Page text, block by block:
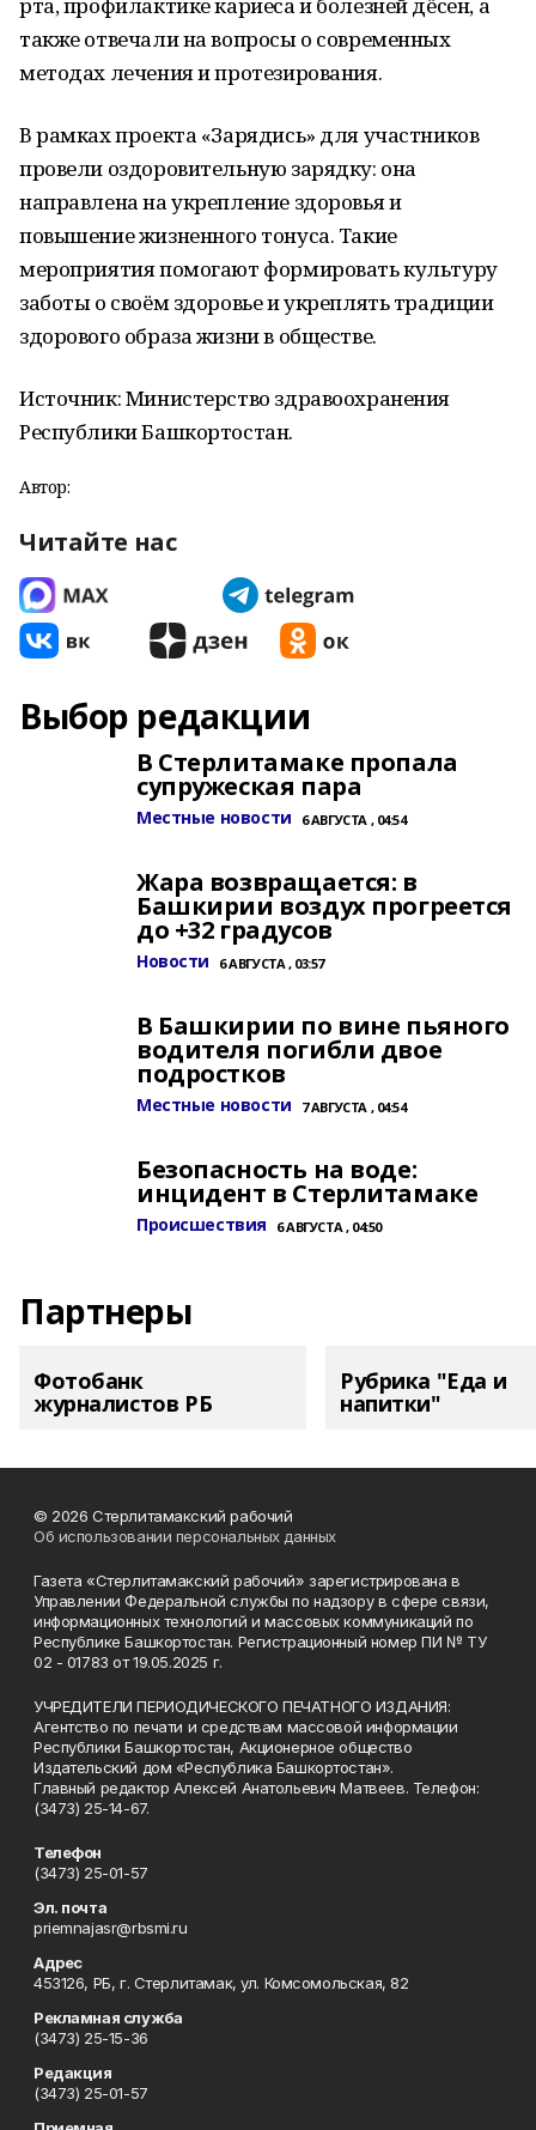
также отвечали на вопросы о современных
методах лечения и протезирования.
В рамках проекта «Зарядись» для участников
провели оздоровительную зарядку: она
направлена на укрепление здоровья и
повышение жизненного тонуса. Такие
мероприятия помогают формировать культуру
заботы о своём здоровье и укреплять традиции
здорового образа жизни в обществе.
Источник: Министерство здравоохранения
Республики Башкортостан.
Автор:
Читайте нас
Выбор редакции
В Стерлитамаке пропала
супружеская пара
Местные новости 6 АВГУСТА , 04:54
Жара возвращается: в
Башкирии воздух прогреется
до +32 градусов
Новости 6 АВГУСТА , 03:57
В Башкирии по вине пьяного
водителя погибли двое
подростков
Местные новости 7 АВГУСТА , 04:54
Безопасность на воде:
инцидент в Стерлитамаке
Происшествия 6 АВГУСТА , 04:50
Партнеры
Фотобанк
журналистов РБ
Рубрика "Еда и
напитки"
© 2026 Стерлитамакский рабочий
Об использовании персональных данных
Газета «Стерлитамакский рабочий» зарегистрирована в
Управлении Федеральной службы по надзору в сфере связи,
информационных технологий и массовых коммуникаций по
Республике Башкортостан. Регистрационный номер ПИ № ТУ
02 - 01783 от 19.05.2025 г.
УЧРЕДИТЕЛИ ПЕРИОДИЧЕСКОГО ПЕЧАТНОГО ИЗДАНИЯ:
Агентство по печати и средствам массовой информации
Республики Башкортостан, Акционерное общество
Издательский дом «Республика Башкортостан».
Главный редактор Алексей Анатольевич Матвеев. Телефон:
(3473) 25-14-67.
Телефон
(3473) 25-01-57
Эл. почта
priemnajasr@rbsmi.ru
Адрес
453126, РБ, г. Стерлитамак, ул. Комсомольская, 82
Рекламная служба
(3473) 25-15-36
Редакция
(3473) 25-01-57